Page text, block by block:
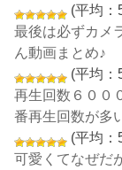
(平均：
最後は必ずカメ
ん動画まとめ♪
(平均：
再生回数６００
番再生回数が多
(平均：
可愛くてなぜだ